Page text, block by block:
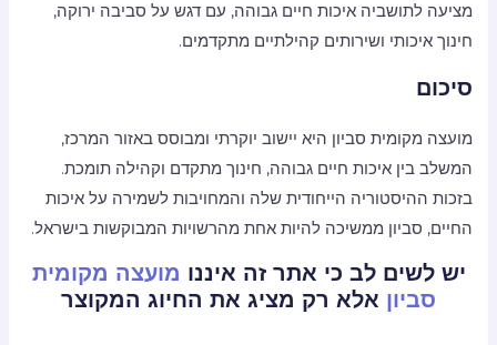
מציעה לתושביה איכות חיים גבוהה, עם דגש על סביבה ירוקה,
חינוך איכותי ושירותים קהילתיים מתקדמים.
סיכום
מועצה מקומית סביון היא יישוב יוקרתי ומבוסס באזור המרכז,
המשלב בין איכות חיים גבוהה, חינוך מתקדם וקהילה תומכת.
בזכות ההיסטוריה הייחודית שלה והמחויבות לשמירה על איכות
החיים, סביון ממשיכה להיות אחת מהרשויות המבוקשות בישראל.
יש לשים לב כי אתר זה איננומועצה מקומית
סביוןאלא רק מציג את החיוג המקוצר